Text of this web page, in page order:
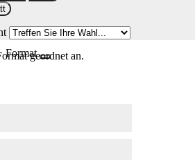
Formatgeordnet an.